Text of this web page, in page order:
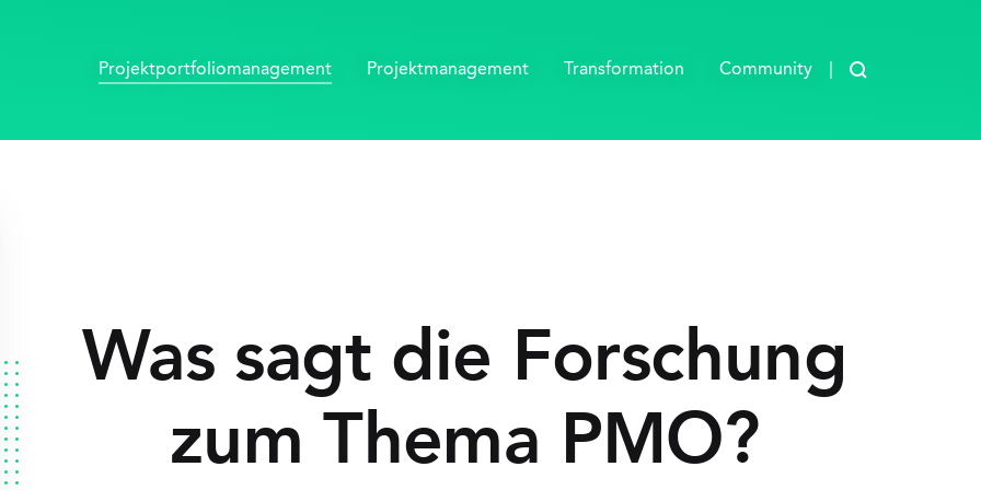
Projektportfolio­management Projektmanagement Transformation Community Blog
Was sagt die Forschung
zum Thema PMO?